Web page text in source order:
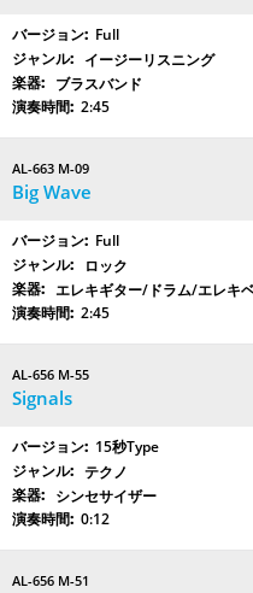
Full
イージーリスニング
ブラスバンド
2:45
AL-663 M-09
Big Wave
Full
ロック
エレキギター/ドラム/エレキ
2:45
AL-656 M-55
Signals
15秒Type
テクノ
シンセサイザー
0:12
AL-656 M-51